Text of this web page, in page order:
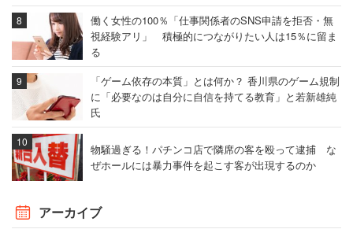
働く女性の100％「仕事関係者のSNS申請を拒否・無
視経験アリ」 積極的につながりたい人は15％に留ま
る
「ゲーム依存の本質」とは何か？ 香川県のゲーム規制
に「必要なのは自分に自信を持てる教育」と若新雄純
氏
物騒過ぎる！パチンコ店で隣席の客を殴って逮捕 な
ぜホールには暴力事件を起こす客が出現するのか
アーカイブ